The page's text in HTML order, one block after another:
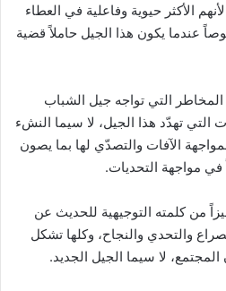
الأكثر حيوية وفاعلية في العطاء
عندما يكون هذا الجيل حاملاً قضية
المخاطر التي تواجه جيل الشباب
التي تهدّد هذا الجيل، لا سيما النشء
الآفات والتصدّي لها بما يصون
في مواجهة التحديات.
من كلمته التوجيهية للحديث عن
والتحدي والنجاح، وكلها تشكل
لا سيما الجيل الجديد.